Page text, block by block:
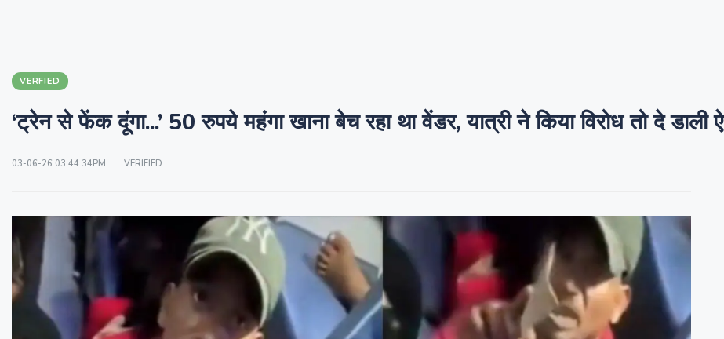
VERFIED
‘ट्रेन से फेंक दूंगा...’ 50 रुपये महंगा खाना बेच रहा था वेंडर, यात्री ने किया विरोध तो दे डाली
03-06-26 03:44:34PM VERIFIED